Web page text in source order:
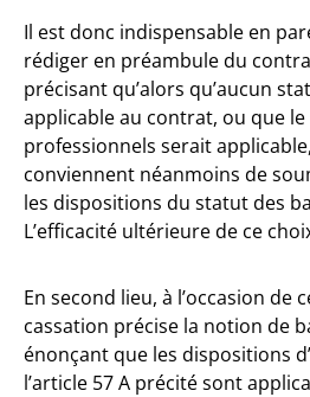
Il est donc indispensable en
rédiger en préambule du
précisant qu’alors qu’aucun
applicable au contrat, ou que
professionnels serait
conviennent néanmoins de
les dispositions du statut des
L’efficacité ultérieure de ce
En second lieu, à l’occasion de
cassation précise la notion de
énonçant que les dispositions
l’article 57 A précité sont